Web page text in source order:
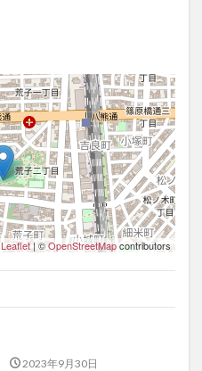
Leaflet| ©OpenStreetMapcontributors
2023年9月30日